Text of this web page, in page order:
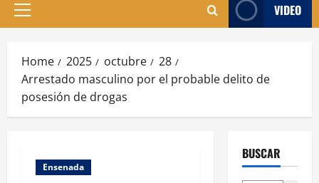
Primary
VIDEO
Home 2025 octubre
28
Arrestado masculino por el probable delito de
posesión de drogas
Ensenada
BUSCAR